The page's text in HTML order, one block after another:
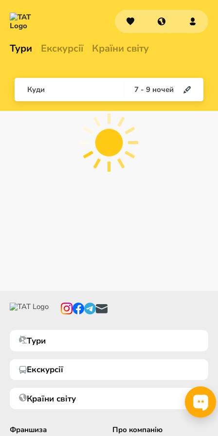
Тури Екскурсії Країни світу
Куди 7 - 9 ночей
Тури
Екскурсії
Країни світу
Франшиза
Про компанію